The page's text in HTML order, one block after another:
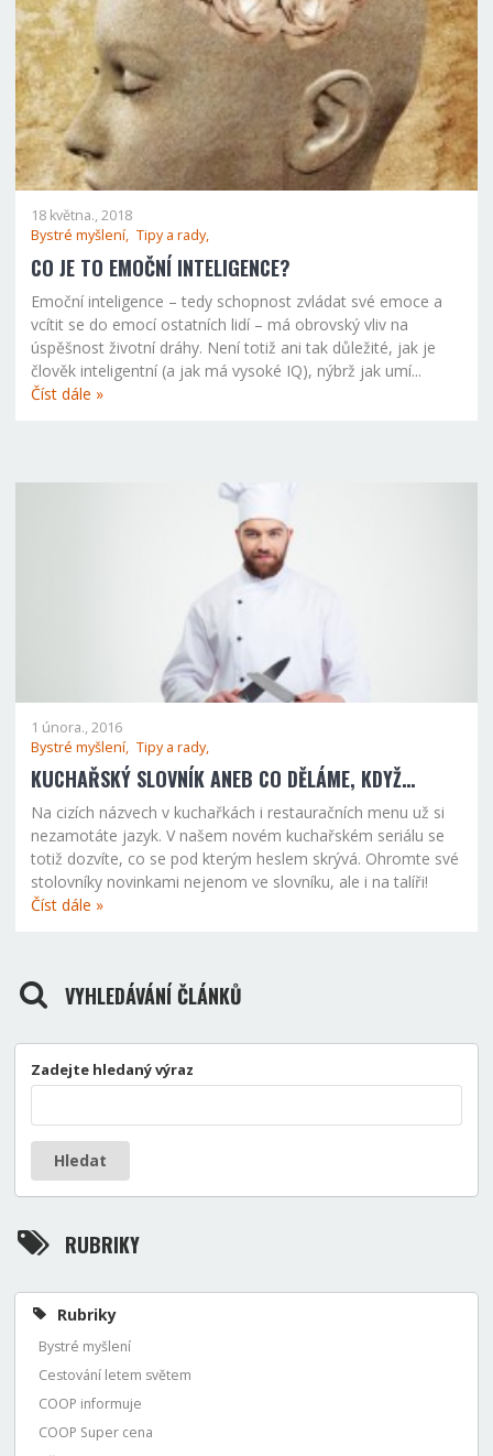
18 května., 2018
Bystré myšlení, Tipy a rady,
CO JE TO EMOČNÍ INTELIGENCE?
Emoční inteligence – tedy schopnost zvládat své emoce a
vcítit se do emocí ostatních lidí – má obrovský vliv na
úspěšnost životní dráhy. Není totiž ani tak důležité, jak je
člověk inteligentní (a jak má vysoké IQ), nýbrž jak umí...
Číst dále »
1 února., 2016
Bystré myšlení, Tipy a rady,
KUCHAŘSKÝ SLOVNÍK ANEB CO DĚLÁME, KDYŽ…
Na cizích názvech v kuchařkách i restauračních menu už si
nezamotáte jazyk. V našem novém kuchařském seriálu se
totiž dozvíte, co se pod kterým heslem skrývá. Ohromte své
stolovníky novinkami nejenom ve slovníku, ale i na talíři!
Číst dále »
VYHLEDÁVÁNÍ ČLÁNKŮ
Zadejte hledaný výraz
Hledat
RUBRIKY
Rubriky
Bystré myšlení
Cestování letem světem
COOP informuje
COOP Super cena